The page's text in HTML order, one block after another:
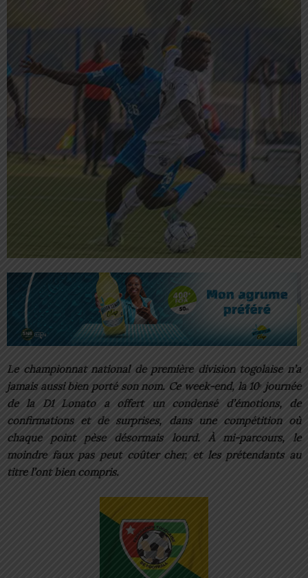
Le championnat national de première division togolaise n’a
jamais aussi bien porté son nom. Ce week-end, la 10ᵉ journée
de la D1 Lonato a offert un condensé d’émotions, de
confirmations et de surprises, dans une compétition où
chaque point pèse désormais lourd. À mi-parcours, le
moindre faux pas peut coûter cher, et les prétendants au
titre l’ont bien compris.